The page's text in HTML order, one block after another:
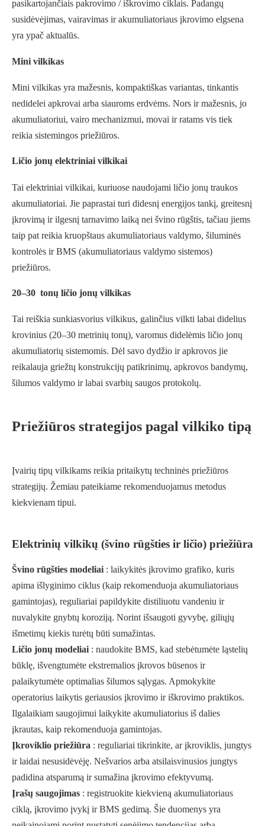
pasikartojančiais pakrovimo / iškrovimo ciklais. Padangų
susidėvėjimas, vairavimas ir akumuliatoriaus įkrovimo elgsena
yra ypač aktualūs.
Mini vilkikas
Mini vilkikas yra mažesnis, kompaktiškas variantas, tinkantis
nedidelei apkrovai arba siauroms erdvėms. Nors ir mažesnis, jo
akumuliatoriui, vairo mechanizmui, movai ir ratams vis tiek
reikia sistemingos priežiūros.
Ličio jonų elektriniai vilkikai
Tai elektriniai vilkikai, kuriuose naudojami ličio jonų traukos
akumuliatoriai. Jie paprastai turi didesnį energijos tankį, greitesnį
įkrovimą ir ilgesnį tarnavimo laiką nei švino rūgštis, tačiau jiems
taip pat reikia kruopštaus akumuliatoriaus valdymo, šiluminės
kontrolės ir BMS (akumuliatoriaus valdymo sistemos)
priežiūros.
20–30 tonų ličio jonų vilkikas
Tai reiškia sunkiasvorius vilkikus, galinčius vilkti labai didelius
krovinius (20–30 metrinių tonų), varomus didelėmis ličio jonų
akumuliatorių sistemomis. Dėl savo dydžio ir apkrovos jie
reikalauja griežtų konstrukcijų patikrinimų, apkrovos bandymų,
šilumos valdymo ir labai svarbių saugos protokolų.
Priežiūros strategijos pagal vilkiko tipą
Įvairių tipų vilkikams reikia pritaikytų techninės priežiūros
strategijų. Žemiau pateikiame rekomenduojamus metodus
kiekvienam tipui.
Elektrinių vilkikų (švino rūgšties ir ličio) priežiūra
Švino rūgšties modeliai : laikykitės įkrovimo grafiko, kuris
apima išlyginimo ciklus (kaip rekomenduoja akumuliatoriaus
gamintojas), reguliariai papildykite distiliuotu vandeniu ir
nuvalykite gnybtų koroziją. Norint išsaugoti gyvybę, giliųjų
išmetimų kiekis turėtų būti sumažintas.
Ličio jonų modeliai : naudokite BMS, kad stebėtumėte ląstelių
būklę, išvengtumėte ekstremalios įkrovos būsenos ir
palaikytumėte optimalias šilumos sąlygas. Apmokykite
operatorius laikytis geriausios įkrovimo ir iškrovimo praktikos.
Ilgalaikiam saugojimui laikykite akumuliatorius iš dalies
įkrautas, kaip rekomenduoja gamintojas.
Įkroviklio priežiūra : reguliariai tikrinkite, ar įkroviklis, jungtys
ir laidai nesusidėvėję. Nešvarios arba atsilaisvinusios jungtys
padidina atsparumą ir sumažina įkrovimo efektyvumą.
Įrašų saugojimas : registruokite kiekvieną akumuliatoriaus
ciklą, įkrovimo įvykį ir BMS gedimą. Šie duomenys yra